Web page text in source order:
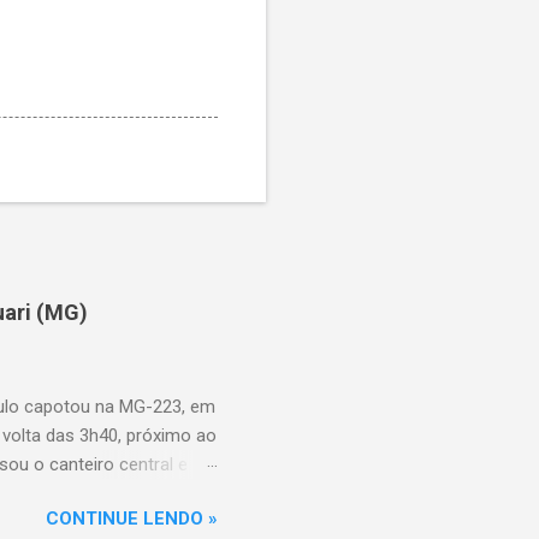
(MG)
capotou na MG-223, em
das 3h40, próximo ao
o canteiro central e
as causas do acidente.
CONTINUE LENDO »